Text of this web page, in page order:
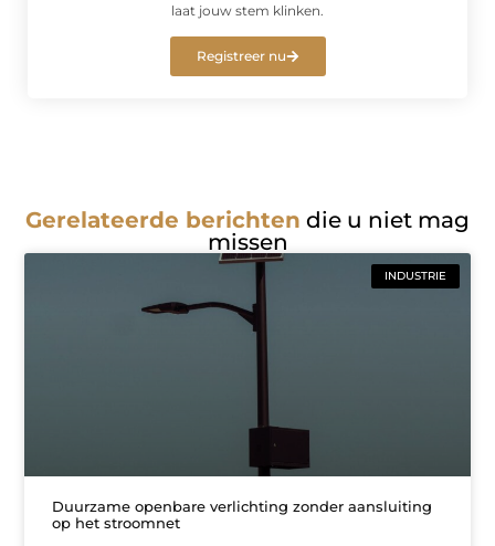
laat jouw stem klinken.
Registreer nu
Gerelateerde berichten die u niet mag
missen
INDUSTRIE
Duurzame openbare verlichting zonder aansluiting
op het stroomnet